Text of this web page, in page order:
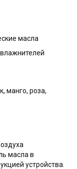
масла
манго, роза,
масла в
устройства.